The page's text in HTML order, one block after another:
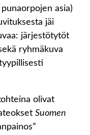
asia)
jäi
järjestötytöt
ryhmäkuva
olivat
Suomen